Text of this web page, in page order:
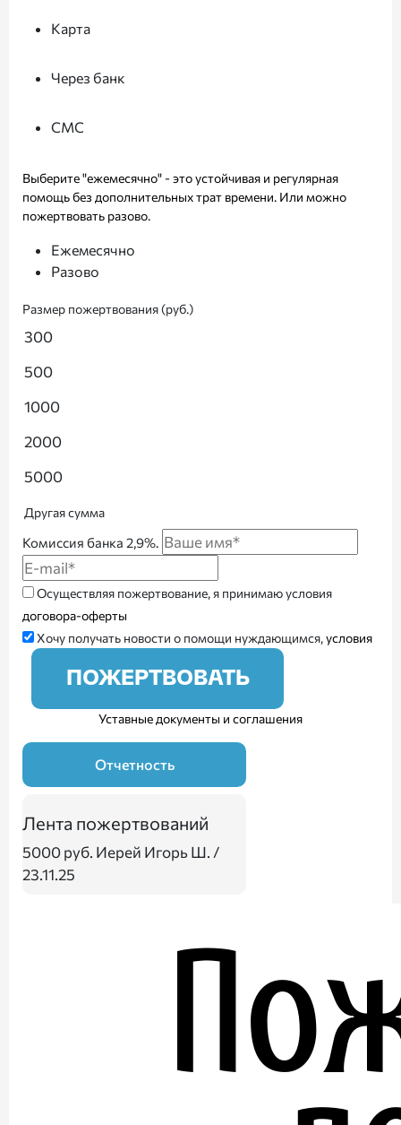
Карта
Через банк
СМС
Выберите "ежемесячно" - это устойчивая и регулярная
помощь без дополнительных трат времени. Или можно
пожертвовать разово.
Ежемесячно
Разово
Размер пожертвования (руб.)
300
500
1000
2000
5000
Другая сумма
Комиссия банка 2,9%.
Осуществляя пожертвование, я принимаю условия
договора-оферты
Хочу получать новости о помощи нуждающимся,условия
ПОЖЕРТВОВАТЬ
Уставные документы и соглашения
Отчетность
Лента пожертвований
5000 руб. Иерей Игорь Ш. /
23.11.25